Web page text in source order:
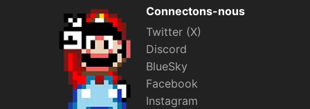
Connectons-nous
Twitter (X)
Discord
BlueSky
Facebook
Instagram